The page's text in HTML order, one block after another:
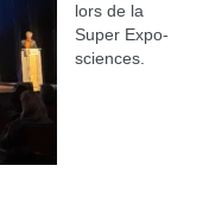
lors de la
Super Expo-
sciences.